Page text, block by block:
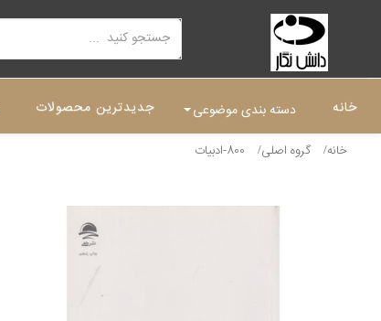
خانه دسته بندی موضوعی جدیدترین محصولات
خانه گروه اصلی 800-ادبیات